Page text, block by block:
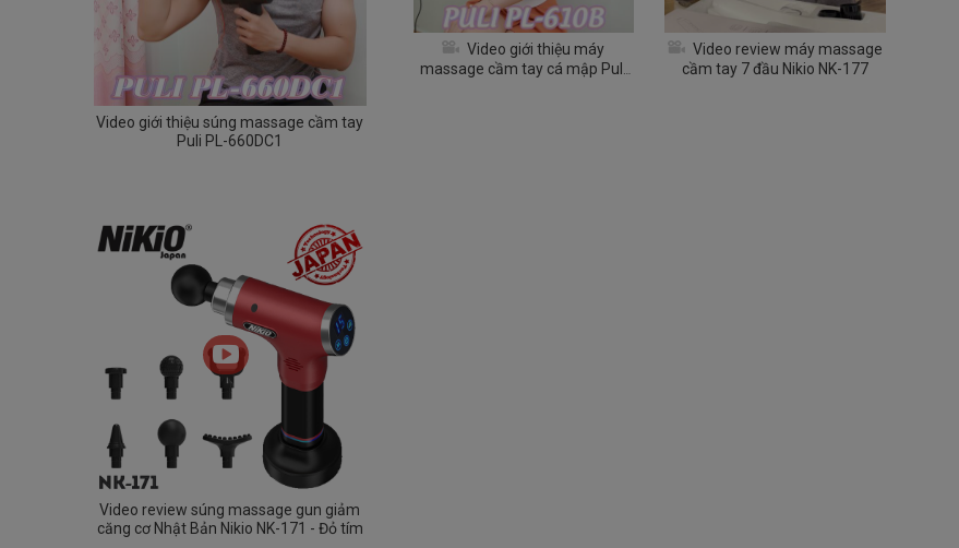
Video giới thiệu súng massage cầm tay
Puli PL-660DC1
Video review súng massage gun giảm
căng cơ Nhật Bản Nikio NK-171 - Đỏ tím
Video giới thiệu máy
massage cầm tay cá mập Puli
Video review máy massage
cầm tay 7 đầu Nikio NK-177